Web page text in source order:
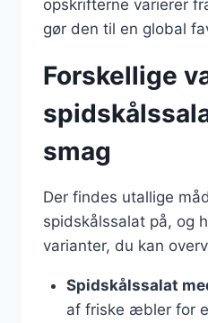
opskrifterne varierer
gør den til en global
Forskellige
smag
Der findes utallige
spidskålssalat på, og
varianter, du kan
Spidskålssalat
af friske æbler for